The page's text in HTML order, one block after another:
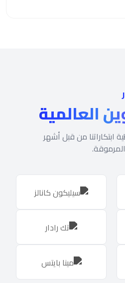
العالمية
ابتكاراتنا من قبل أشهر
المرموقة.